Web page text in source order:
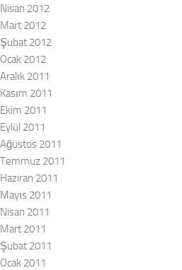
Nisan 2012
Mart 2012
Şubat 2012
Ocak 2012
Aralık 2011
Kasım 2011
Ekim 2011
Eylül 2011
Ağustos 2011
Temmuz 2011
Haziran 2011
Mayıs 2011
Nisan 2011
Mart 2011
Şubat 2011
Ocak 2011